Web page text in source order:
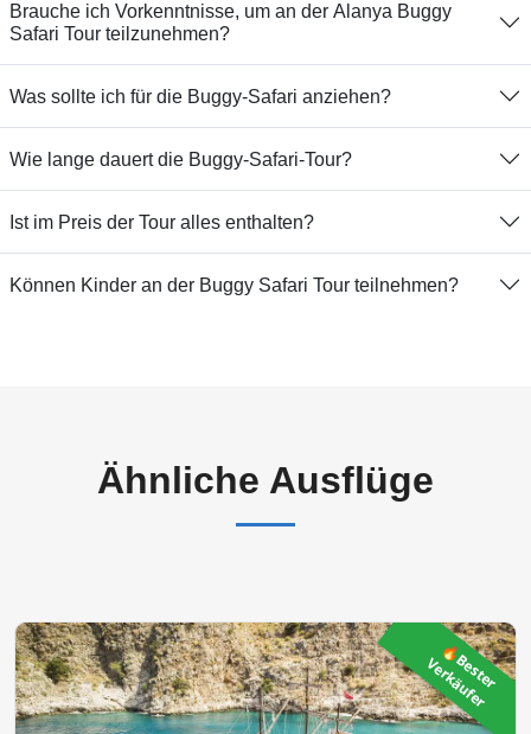
Brauche ich Vorkenntnisse, um an der Alanya Buggy
Safari Tour teilzunehmen?
Was sollte ich für die Buggy-Safari anziehen?
Wie lange dauert die Buggy-Safari-Tour?
Ist im Preis der Tour alles enthalten?
Können Kinder an der Buggy Safari Tour teilnehmen?
Ähnliche Ausflüge
🔥
B
e
s
t
e
r
V
e
r
k
ä
u
f
e
r